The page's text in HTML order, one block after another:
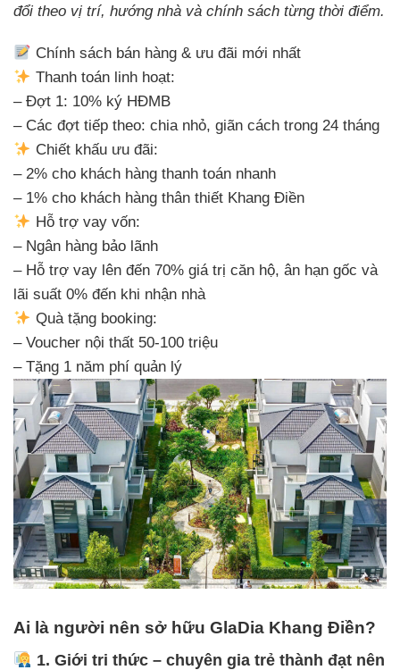
đổi theo vị trí, hướng nhà và chính sách từng thời điểm.
Chính sách bán hàng & ưu đãi mới nhất
Thanh toán linh hoạt:
– Đợt 1: 10% ký HĐMB
– Các đợt tiếp theo: chia nhỏ, giãn cách trong 24 tháng
Chiết khấu ưu đãi:
– 2% cho khách hàng thanh toán nhanh
– 1% cho khách hàng thân thiết Khang Điền
Hỗ trợ vay vốn:
– Ngân hàng bảo lãnh
– Hỗ trợ vay lên đến 70% giá trị căn hộ, ân hạn gốc và
lãi suất 0% đến khi nhận nhà
Quà tặng booking:
– Voucher nội thất 50-100 triệu
– Tặng 1 năm phí quản lý
Ai là người nên sở hữu GlaDia Khang Điền?
1. Giới tri thức – chuyên gia trẻ thành đạt nên